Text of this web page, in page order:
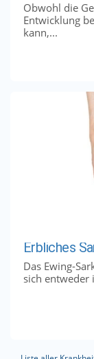
Obwohl die
Entwicklung
kann,...
Erbliches
Das Ewing-
sich entweder